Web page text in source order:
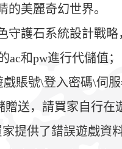
美麗奇幻世界。
護石系統設計戰略
和pw進行代儲值；
賬號\登入密碼\伺
送，請買家自行
提供了錯誤遊戲資